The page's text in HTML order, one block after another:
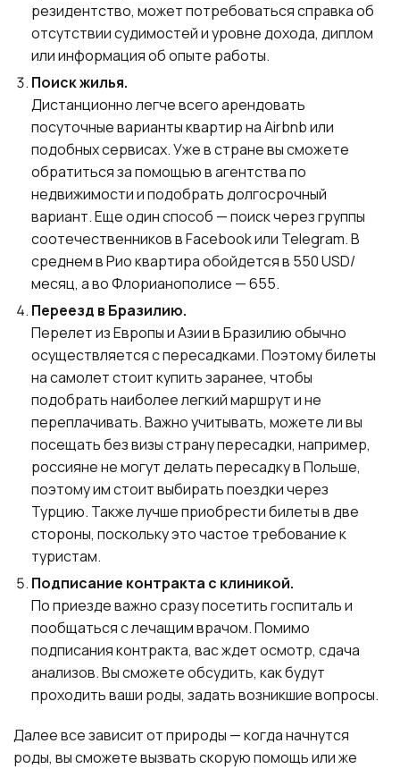
резидентство, может потребоваться справка об
отсутствии судимостей и уровне дохода, диплом
или информация об опыте работы.
Поиск жилья.
Дистанционно легче всего арендовать
посуточные варианты квартир на Airbnb или
подобных сервисах. Уже в стране вы сможете
обратиться за помощью в агентства по
недвижимости и подобрать долгосрочный
вариант. Еще один способ — поиск через группы
соотечественников в Facebook или Telegram. В
среднем в Рио квартира обойдется в 550 USD/
месяц, а во Флорианополисе — 655.
Переезд в Бразилию.
Перелет из Европы и Азии в Бразилию обычно
осуществляется с пересадками. Поэтому билеты
на самолет стоит купить заранее, чтобы
подобрать наиболее легкий маршрут и не
переплачивать. Важно учитывать, можете ли вы
посещать без визы страну пересадки, например,
россияне не могут делать пересадку в Польше,
поэтому им стоит выбирать поездки через
Турцию. Также лучше приобрести билеты в две
стороны, поскольку это частое требование к
туристам.
Подписание контракта с клиникой.
По приезде важно сразу посетить госпиталь и
пообщаться с лечащим врачом. Помимо
подписания контракта, вас ждет осмотр, сдача
анализов. Вы сможете обсудить, как будут
проходить ваши роды, задать возникшие вопросы.
Далее все зависит от природы — когда начнутся
роды, вы сможете вызвать скорую помощь или же